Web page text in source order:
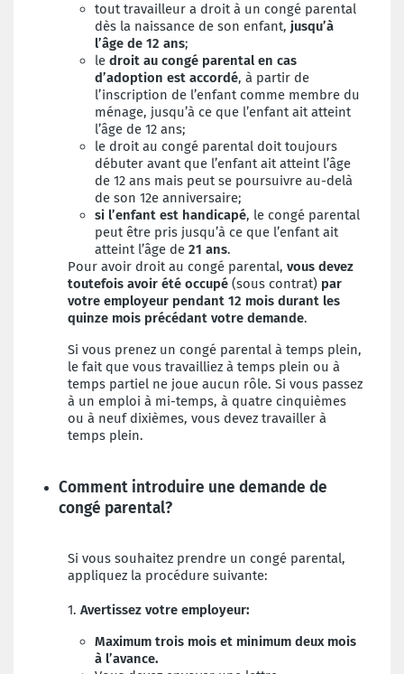
tout travailleur a droit à un congé parental
dès la naissance de son enfant, jusqu’à
l’âge de 12 ans;
le droit au congé parental en cas
d’adoption est accordé, à partir de
l’inscription de l’enfant comme membre du
ménage, jusqu’à ce que l’enfant ait atteint
l’âge de 12 ans;
le droit au congé parental doit toujours
débuter avant que l’enfant ait atteint l’âge
de 12 ans mais peut se poursuivre au-delà
de son 12e anniversaire;
si l’enfant est handicapé, le congé parental
peut être pris jusqu’à ce que l’enfant ait
atteint l’âge de 21 ans.
Pour avoir droit au congé parental, vous devez
toutefois avoir été occupé (sous contrat) par
votre employeur pendant 12 mois durant les
quinze mois précédant votre demande.
Si vous prenez un congé parental à temps plein,
le fait que vous travailliez à temps plein ou à
temps partiel ne joue aucun rôle. Si vous passez
à un emploi à mi-temps, à quatre cinquièmes
ou à neuf dixièmes, vous devez travailler à
temps plein.
Comment introduire une demande de
congé parental?
Si vous souhaitez prendre un congé parental,
appliquez la procédure suivante:
1. Avertissez votre employeur:
Maximum trois mois et minimum deux mois
à l’avance.